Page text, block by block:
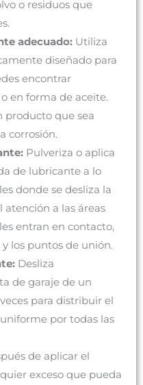
o residuos que
adecuado:Utiliza
diseñado para
encontrar
en forma de aceite.
producto que sea
corrosión.
Pulveriza o aplica
de lubricante a lo
donde se desliza la
atención a las áreas
entran en contacto,
los puntos de unión.
Desliza
de garaje de un
para distribuir el
por todas las
de aplicar el
exceso que pueda